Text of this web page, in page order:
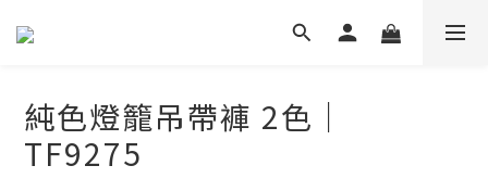
純色燈籠吊帶褲 2色｜
TF9275